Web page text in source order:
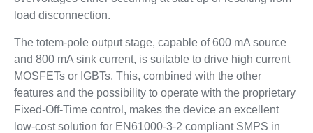
load disconnection.
The totem-pole output stage, capable of 600 mA source
and 800 mA sink current, is suitable to drive high current
MOSFETs or IGBTs. This, combined with the other
features and the possibility to operate with the proprietary
Fixed-Off-Time control, makes the device an excellent
low-cost solution for EN61000-3-2 compliant SMPS in